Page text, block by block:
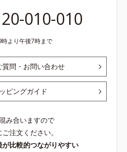
010-010
より午後7時まで
質問・お問い合わせ
ピングガイド
み合いますので
注文ください。
比較的つながりやすい